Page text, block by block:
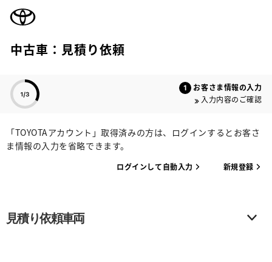
中古車：見積り依頼
お客さま情報の入力
入力内容のご確認
「TOYOTAアカウント」取得済みの方は、ログインするとお客さ
ま情報の入力を省略できます。
ログインして自動入力 新規登録
見積り依頼車両